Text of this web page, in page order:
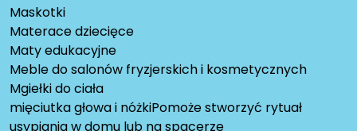
Maskotki
Materace dziecięce
Maty edukacyjne
Meble do salonów fryzjerskich i kosmetycznych
Mgiełki do ciała
mięciutka głowa i nóżkiPomoże stworzyć rytuał
usypiania w domu lub na spacerze